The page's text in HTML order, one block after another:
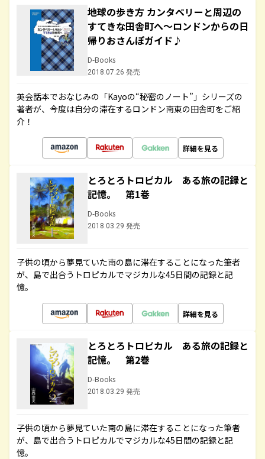
地球の歩き方 カンタベリーと周辺の
すてきな田舎町へ～ロンドンからの日
帰りおさんぽガイド♪
D-Books
2018.07.26 発売
英会話本でおなじみの「Kayoの“秘密のノート”」シリーズの
著者が、今度は自分の滞在するロンドン南東の田舎町をご紹
介！
詳細を見る
とろとろトロピカル ある旅の記録と
記憶。 第1巻
D-Books
2018.03.29 発売
子供の頃から夢見ていた南の島に滞在することになった筆者
が、島で出合うトロピカルでマジカルな45日間の記録と記
憶。
詳細を見る
とろとろトロピカル ある旅の記録と
記憶。 第2巻
D-Books
2018.03.29 発売
子供の頃から夢見ていた南の島に滞在することになった筆者
が、島で出合うトロピカルでマジカルな45日間の記録と記
憶。